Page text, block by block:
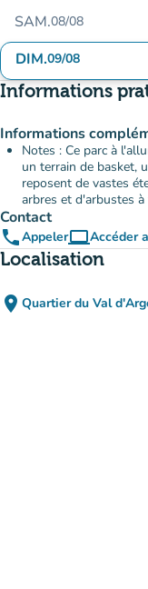
SAM.08/08
DIM.09/08
Informations
Informations
Notes : Ce parc à
un terrain de basket,
reposent de vastes
arbres et d'arbustes
Contact
phoneAppelercomputerAccéder
Localisation
place Quartier du Val